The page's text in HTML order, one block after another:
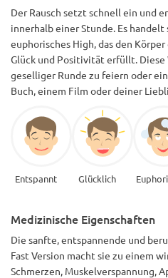
Der Rausch setzt schnell ein und
innerhalb einer Stunde. Es
euphorisches High, das den
Glück und Positivität erfüllt.
geselliger Runde zu feiern oder
Buch, einem Film oder deiner
Entspannt Glücklich
Medizinische Eigenschaften
Die sanfte, entspannende und
Fast Version macht sie zu einem
Schmerzen, Muskelverspannung,